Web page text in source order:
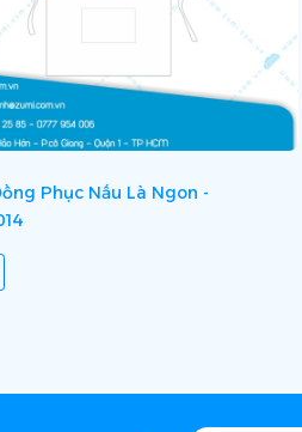
Phục Nấu Là Ngon -